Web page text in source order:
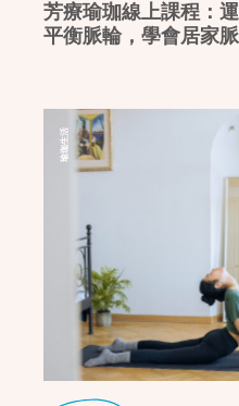
芳療瑜珈線上課程：
平衡脈輪，學會居家
瑜珈生活